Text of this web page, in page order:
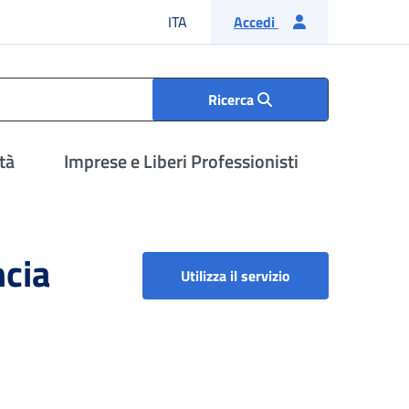
ITA Lingua italiana
Accedi
Ricerca
Imprese e Liberi Professionisti
Utilizza il servizio